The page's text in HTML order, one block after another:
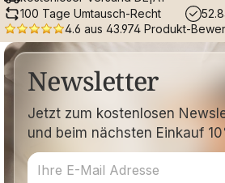
100 Tage Umtausch-Recht
4.6 aus 43.974 Produkt-
Newsletter
Jetzt zum kostenlosen
und beim nächsten Einkauf